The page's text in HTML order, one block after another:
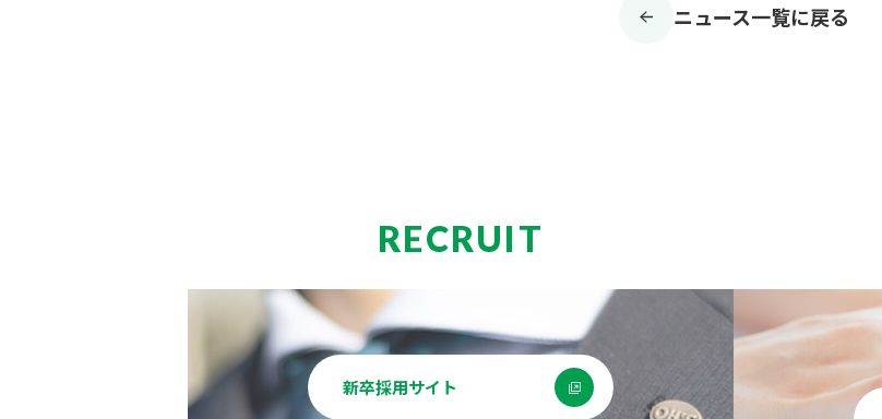
ニュース一覧に戻る
RECRUIT
新卒採用サイト